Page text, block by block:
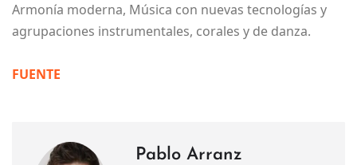
Armonía moderna, Música con nuevas tecnologías y
agrupaciones instrumentales, corales y de danza.
FUENTE
Pablo Arranz